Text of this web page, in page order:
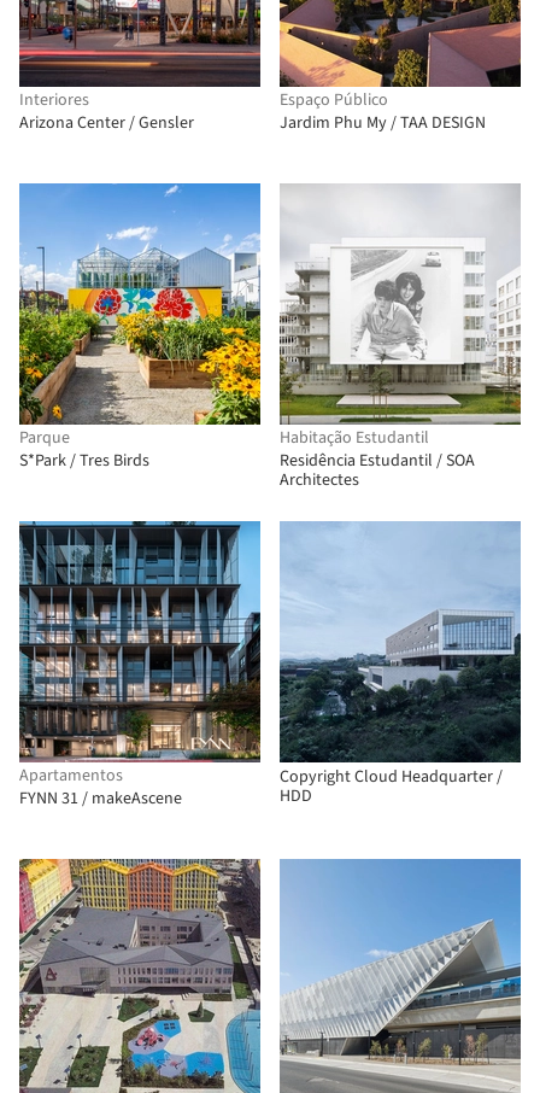
Interiores
Arizona Center / Gensler
Espaço Público
Jardim Phu My / TAA DESIGN
Parque
S*Park / Tres Birds
Habitação Estudantil
Residência Estudantil / SOA
Architectes
Apartamentos
FYNN 31 / makeAscene
Copyright Cloud Headquarter /
HDD